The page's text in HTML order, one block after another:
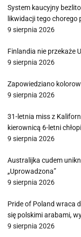
System kaucyjny
likwidacji tego chorego
9 sierpnia 2026
Finlandia nie przekaże
9 sierpnia 2026
Zapowiedziano
9 sierpnia 2026
31-letnia miss z
kierownicą 6-letni
9 sierpnia 2026
Australijka cudem
„Uprowadzona”
9 sierpnia 2026
Pride of Poland wraca
się polskimi arabami,
9 sierpnia 2026